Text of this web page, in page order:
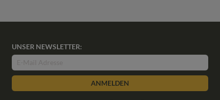
UNSER NEWSLETTER:
ANMELDEN